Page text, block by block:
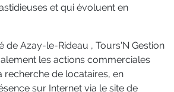
et qui évoluent en
de Azay-le-Rideau , Tours'N Gestion
les actions commerciales
recherche de locataires, en
sur Internet via le site de